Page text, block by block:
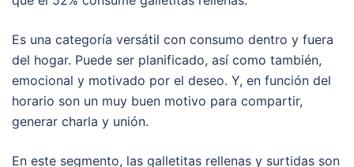
Es una categoría versátil con consumo dentro y fuera
del hogar. Puede ser planificado, así como también,
emocional y motivado por el deseo. Y, en función del
horario son un muy buen motivo para compartir,
generar charla y unión.
En este segmento, las galletitas rellenas y surtidas son